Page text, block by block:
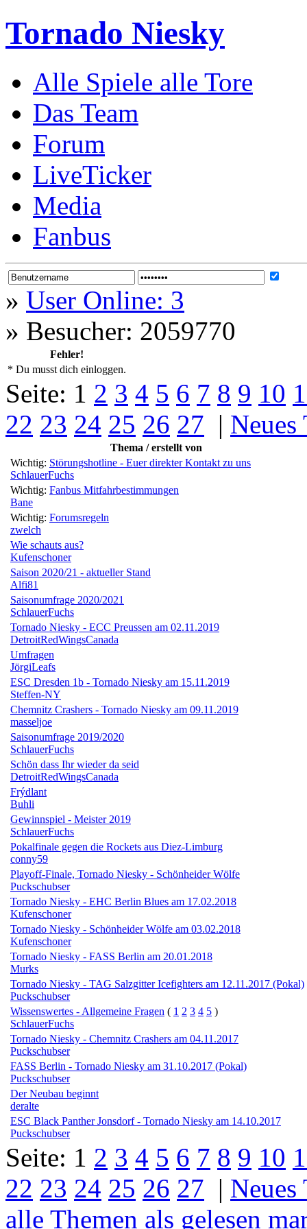
Tornado Niesky
Alle Spiele alle Tore
Das Team
Forum
LiveTicker
Media
Fanbus
» User Online: 3
» Besucher: 2059770
Fehler!
* Du musst dich einloggen.
Seite: 1 2 3 4 5 6 7 8 9 10
22 23 24 25 26 27 | Neues
Thema / erstellt von
Wichtig: Störungshotline - Euer direkter Kontakt zu uns
SchlauerFuchs
Wichtig: Fanbus Mitfahrbestimmungen
Bane
Wichtig: Forumsregeln
zwelch
Wie schauts aus?
Kufenschoner
Saison 2020/21 - aktueller Stand
Alfi81
Saisonumfrage 2020/2021
SchlauerFuchs
Tornado Niesky - ECC Preussen am 02.11.2019
DetroitRedWingsCanada
Umfragen
JörgiLeafs
ESC Dresden 1b - Tornado Niesky am 15.11.2019
Steffen-NY
Chemnitz Crashers - Tornado Niesky am 09.11.2019
masseljoe
Saisonumfrage 2019/2020
SchlauerFuchs
Schön dass Ihr wieder da seid
DetroitRedWingsCanada
Frýdlant
Buhli
Gewinnspiel - Meister 2019
SchlauerFuchs
Pokalfinale gegen die Rockets aus Diez-Limburg
conny59
Playoff-Finale, Tornado Niesky - Schönheider Wölfe
Puckschubser
Tornado Niesky - EHC Berlin Blues am 17.02.2018
Kufenschoner
Tornado Niesky - Schönheider Wölfe am 03.02.2018
Kufenschoner
Tornado Niesky - FASS Berlin am 20.01.2018
Murks
Tornado Niesky - TAG Salzgitter Icefighters am 12.11.2017 (Pokal)
Puckschubser
Wissenswertes - Allgemeine Fragen ( 1 2 3 4 5 )
SchlauerFuchs
Tornado Niesky - Chemnitz Crashers am 04.11.2017
Puckschubser
FASS Berlin - Tornado Niesky am 31.10.2017 (Pokal)
Puckschubser
Der Neubau beginnt
deralte
ESC Black Panther Jonsdorf - Tornado Niesky am 14.10.2017
Puckschubser
Seite: 1 2 3 4 5 6 7 8 9 10
22 23 24 25 26 27 | Neues
alle Themen als gelesen